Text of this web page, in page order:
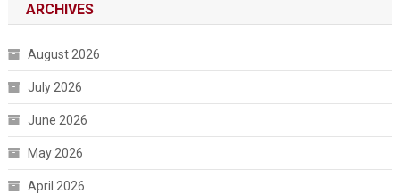
ARCHIVES
August 2026
July 2026
June 2026
May 2026
April 2026